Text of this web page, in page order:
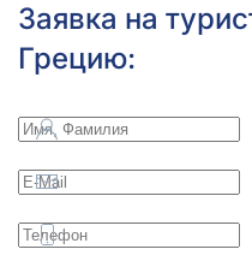
Заявка на
Грецию: